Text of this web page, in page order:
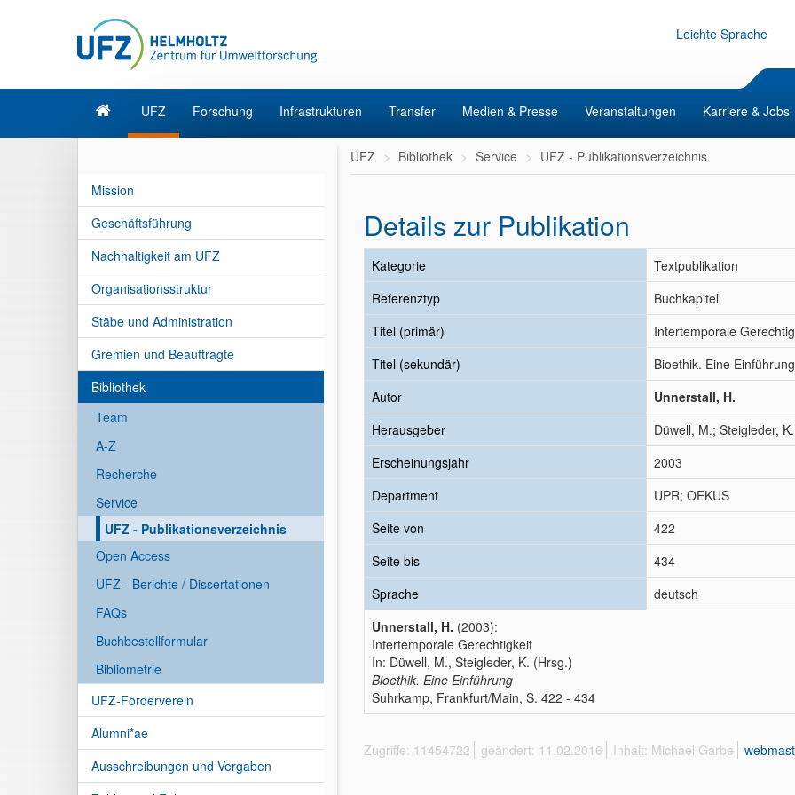
Leichte Sprache
UFZ Forschung Infrastrukturen Transfer Medien & Presse Veranstaltungen Karriere & Jobs
Mission
Geschäftsführung
Nachhaltigkeit am UFZ
Organisationsstruktur
Stäbe und Administration
Gremien und Beauftragte
Bibliothek
Team
A-Z
Recherche
Service
UFZ - Publikationsverzeichnis
Open Access
UFZ - Berichte / Dissertationen
FAQs
Buchbestellformular
Bibliometrie
UFZ-Förderverein
Alumni*ae
Ausschreibungen und Vergaben
UFZ Bibliothek Service UFZ - Publikationsverzeichnis
Details zur Publikation
Kategorie
Textpublikation
Referenztyp
Buchkapitel
Titel (primär)
Intertemporale
Titel (sekundär)
Bioethik. Eine Einführung
Autor
Unnerstall, H.
Herausgeber
Düwell, M.; Steigleder, K.
Erscheinungsjahr
2003
Department
UPR; OEKUS
Seite von
422
Seite bis
434
Sprache
deutsch
Unnerstall, H. (2003):
Intertemporale Gerechtigkeit
In: Düwell, M., Steigleder, K. (Hrsg.)
Bioethik. Eine Einführung
Suhrkamp, Frankfurt/Main, S. 422 - 434
Zugriffe: 11454722 geändert: 11.02.2016 Inhalt: Michael Garbe